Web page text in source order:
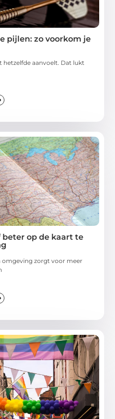
pijlen: zo voorkom je
hetzelfde aanvoelt. Dat lukt
op de kaart te
omgeving zorgt voor meer